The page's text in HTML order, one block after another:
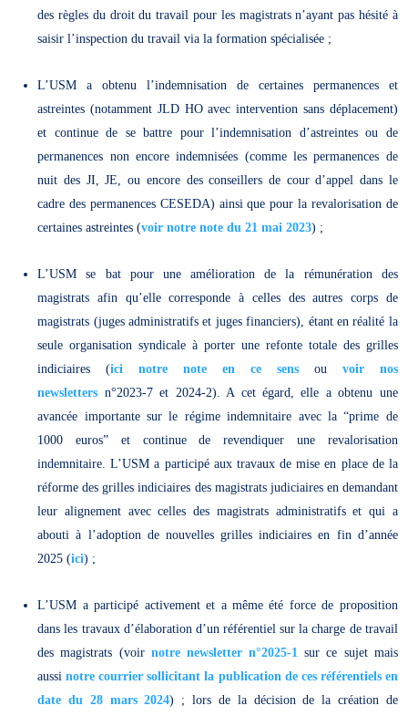
des règles du droit du travail pour les magistrats n’ayant pas hésité à
saisir l’inspection du travail via la formation spécialisée ;
L’USM a obtenu l’indemnisation de certaines permanences et
astreintes (notamment JLD HO avec intervention sans déplacement)
et continue de se battre pour l’indemnisation d’astreintes ou de
permanences non encore indemnisées (comme les permanences de
nuit des JI, JE, ou encore des conseillers de cour d’appel dans le
cadre des permanences CESEDA) ainsi que pour la revalorisation de
certaines astreintes (voir notre note du 21 mai 2023) ;
L’USM se bat pour une amélioration de la rémunération des
magistrats afin qu’elle corresponde à celles des autres corps de
magistrats (juges administratifs et juges financiers), étant en réalité la
seule organisation syndicale à porter une refonte totale des grilles
indiciaires (ici notre note en ce sensou voir nos
newsletters n°2023-7 et 2024-2). A cet égard, elle a obtenu une
avancée importante sur le régime indemnitaire avec la “prime de
1000 euros” et continue de revendiquer une revalorisation
indemnitaire. L’USM a participé aux travaux de mise en place de la
réforme des grilles indiciaires des magistrats judiciaires en demandant
leur alignement avec celles des magistrats administratifs et qui a
abouti à l’adoption de nouvelles grilles indiciaires en fin d’année
2025 (ici) ;
L’USM a participé activement et a même été force de proposition
dans les travaux d’élaboration d’un référentiel sur la charge de travail
des magistrats (voir notre newsletter n°2025-1 sur ce sujet mais
aussinotre courrier sollicitant la publication de ces référentiels en
date du 28 mars 2024) ; lors de la décision de la création de